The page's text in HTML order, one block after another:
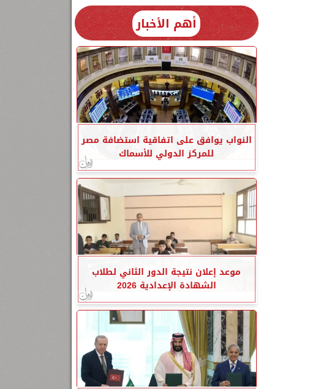
أهم الأخبار
النواب يوافق على اتفاقية استضافة مصر
للمركز الدولي للأسماك
موعد إعلان نتيجة الدور الثاني لطلاب
الشهادة الإعدادية 2026